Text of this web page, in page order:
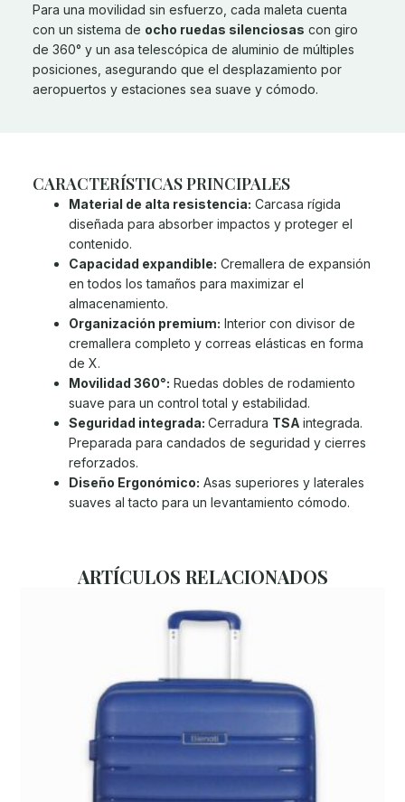
Para una movilidad sin esfuerzo, cada maleta cuenta
con un sistema de ocho ruedas silenciosas con giro
de 360° y un asa telescópica de aluminio de múltiples
posiciones, asegurando que el desplazamiento por
aeropuertos y estaciones sea suave y cómodo.
CARACTERÍSTICAS PRINCIPALES
Material de alta resistencia: Carcasa rígida
diseñada para absorber impactos y proteger el
contenido.
Capacidad expandible: Cremallera de expansión
en todos los tamaños para maximizar el
almacenamiento.
Organización premium: Interior con divisor de
cremallera completo y correas elásticas en forma
de X.
Movilidad 360°: Ruedas dobles de rodamiento
suave para un control total y estabilidad.
Seguridad integrada: Cerradura TSA integrada.
Preparada para candados de seguridad y cierres
reforzados.
Diseño Ergonómico: Asas superiores y laterales
suaves al tacto para un levantamiento cómodo.
ARTÍCULOS RELACIONADOS